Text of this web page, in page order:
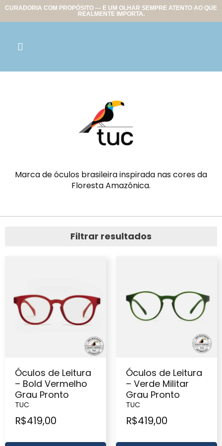
CURADORIA COM PROPÓSITO — E UM OLHAR SEMPRE ATENTO AO QUE
REALMENTE IMPORTA.
Marca de óculos brasileira inspirada nas cores da
Floresta Amazônica.
Filtrar resultados
Óculos de Leitura
– Bold Vermelho
Grau Pronto
TUC
R$419,00
Óculos de Leitura
– Verde Militar
Grau Pronto
TUC
R$419,00